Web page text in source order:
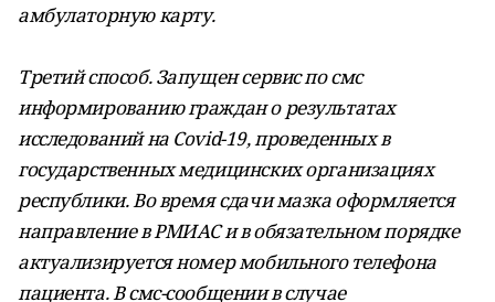
амбулаторную карту.
Третий способ. Запущен сервис по смс
информированию граждан о результатах
исследований на Covid-19, проведенных в
государственных медицинских организациях
республики. Во время сдачи мазка оформляется
направление в РМИАС и в обязательном порядке
актуализируется номер мобильного телефона
пациента. В смс-сообщении в случае